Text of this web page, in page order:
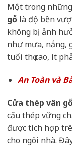
Một trong
gỗ là độ bền
không bị ảnh
như mưa, nắng,
tuổi thọ cao, ít
An Toàn và
Cửa thép vân
cấu thép vững
được tích hợp
cho ngôi nhà.